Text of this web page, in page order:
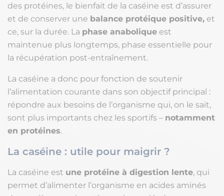
des protéines, le bienfait de la caséine est d’assurer
et de conserver une balance protéique positive, et
ce, sur la durée. La phase anabolique est
maintenue plus longtemps, phase essentielle pour
la récupération post-entraînement.
La caséine a donc pour fonction de soutenir
l’alimentation courante dans son objectif principal :
répondre aux besoins de l’organisme qui, on le sait,
sont plus importants chez les sportifs – notamment
en protéines.
La caséine : utile pour maigrir ?
La caséine est une protéine à digestion lente, qui
permet d’alimenter l’organisme en acides aminés